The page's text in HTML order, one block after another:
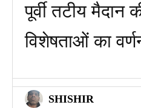
पूर्वी तटीय मैदान
विशेषताओं का
SHISHIR